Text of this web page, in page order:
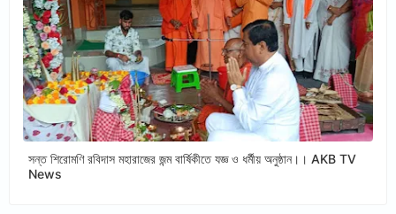
সন্ত শিরোমণি রবিদাস মহারাজের জন্ম বার্ষিকীতে যজ্ঞ ও ধর্মীয় অনুষ্ঠান।। AKB TV
News